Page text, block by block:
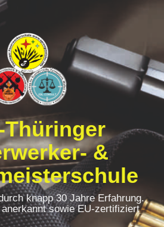
Thüringer
&
knapp 30 Jahre Erfahrung.
sowie EU-zertifiziert